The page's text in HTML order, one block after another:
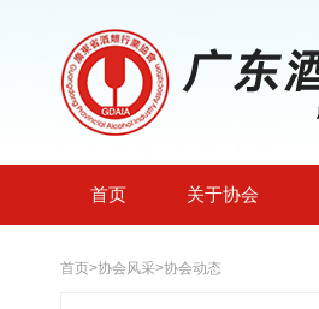
首页 关于协会
首页>协会风采>协会动态